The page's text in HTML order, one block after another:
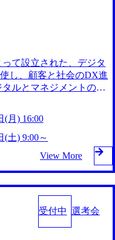
GRIT(やり抜くこと)を
いる方と一緒に働きたい
掲げる勇気を持ち、その
を尊重し、思いやりの
Own Issues 課題に対
safety-network)（公共
studies/consumer-goods
、世界120以上の国の企
本では2.3万人以上の従業
規模感)、営業利益率も
、売上・従業員数共にこ
えており、アビームコ
目にSAP認定コンサル
にIT領域に強みを持つ
募できる社内の転職ツー
ス」が存在し、本ツール
休取得率など約10項目を
率を半減させることに成
しているほか、在宅勤
止に向けた研修の拡充、
、求職者の方にもHENN
日は、Salesメンバーを
に話してみたい」 「HE
のような方に、ぜひ参
の業務内容やチームの
明会ではなかなか聞けな
のメンバーとリラック
に興味がある方 ・HEN
を知りたい方 ・まずは
・すぐの転職予定はない
トです。HENNGEで働
す。 ● プログラム 18:45
て設立された、デジタ
し、顧客と社会のDX進
ルとマネジメントのプ
ナーとなる」をミッショ
DXフレームワーク、デ
った革新的なサービスを
デルに合わせたカスタマ
価されており、中部電力
富である。 MSOL Digital
アプランを叶え、プロの
ためのキャリアパスを設
our-vision-producti
(月) 16:00
(土) 9:00～
View More
受付中 選考会